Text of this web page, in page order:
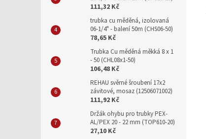
111,32 Kč
trubka cu měděná, izolovaná
06-1/4" - balení 50m (CHS06-50)
78,65 Kč
Trubka Cu měděná měkká 8 x 1
- 50 (CHL08x1-50)
106,48 Kč
REHAU svěrné šroubení 17x2
závitové, mosaz (12506071002)
111,92 Kč
Držák ohybu pro trubky PEX-
AL/PEX 20 - 22 mm (TOP610-20)
27,10 Kč